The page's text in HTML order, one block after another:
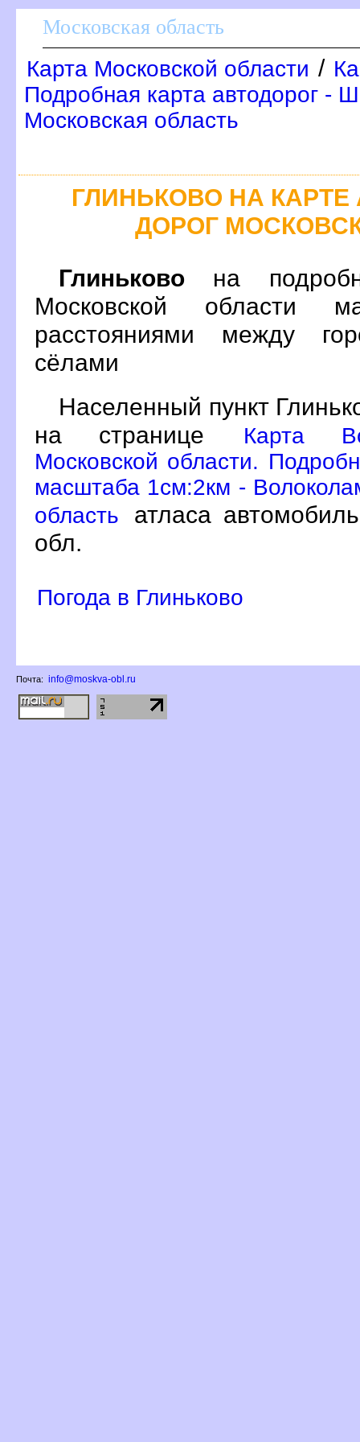
Московская область
Карта Московской области /
Подробная карта автодорог -
Московская область
ГЛИНЬКОВО НА
ДОРОГ
Глиньково на
Московской области
расстояниями между
сёлами
Населенный пункт
на странице
Карта
Московской области.
масштаба 1см:2км -
область
атласа
обл.
Погода в Глиньково
Почта: info@moskva-obl.ru